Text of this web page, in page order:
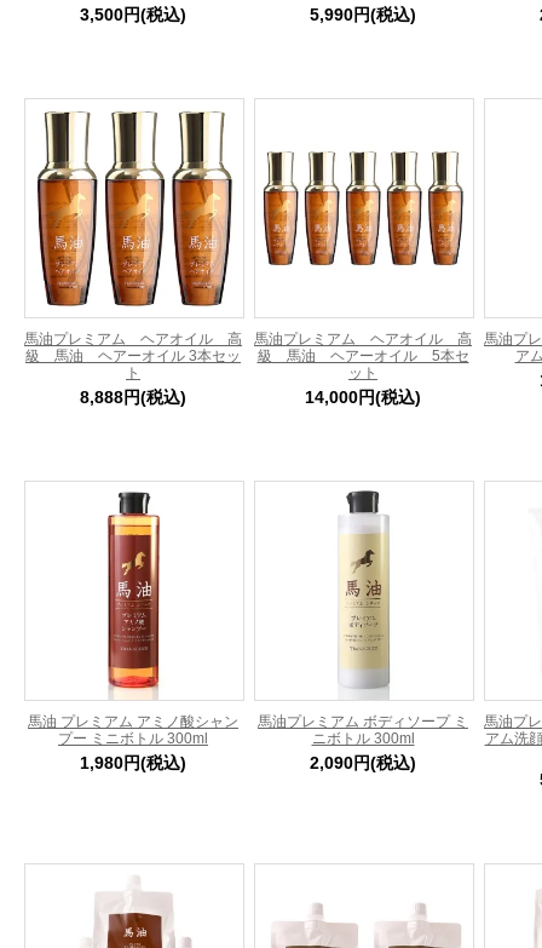
3,500円(税込) 5,990円(税込)
馬油プレミアム ヘアオイル 高
級 馬油 ヘアーオイル 3本セッ
ト
8,888円(税込)
馬油プレミアム ヘアオイル 高
級 馬油 ヘアーオイル 5本セ
ット
14,000円(税込)
馬油プ
ア
馬油 プレミアム アミノ酸シャン
プー ミニボトル 300ml
1,980円(税込)
馬油プレミアム ボディソープ ミ
ニボトル 300ml
2,090円(税込)
馬油プ
アム洗